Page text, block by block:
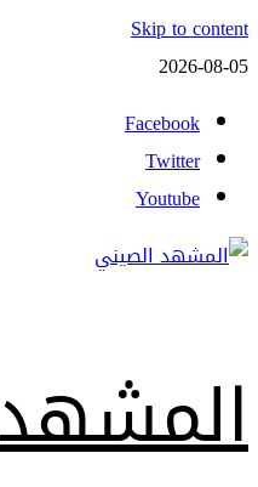
Skip to content
2026-08-05
Facebook
Twitter
Youtube